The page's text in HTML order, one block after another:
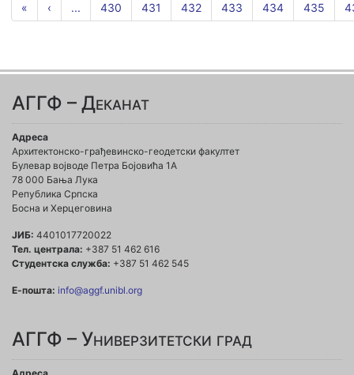
« ‹ ... 430 431 432 433 434 435
АГГФ – Деканат
Адреса
Архитектонско-грађевинско-геодетски факултет
Булевар војводе Петра Бојовића 1A
78 000 Бања Лука
Република Српска
Босна и Херцеговина
ЈИБ: 4401017720022
Тел. централа: +387 51 462 616
Студентска служба: +387 51 462 545
Е-пошта: info@aggf.unibl.org
АГГФ – Универзитетски град